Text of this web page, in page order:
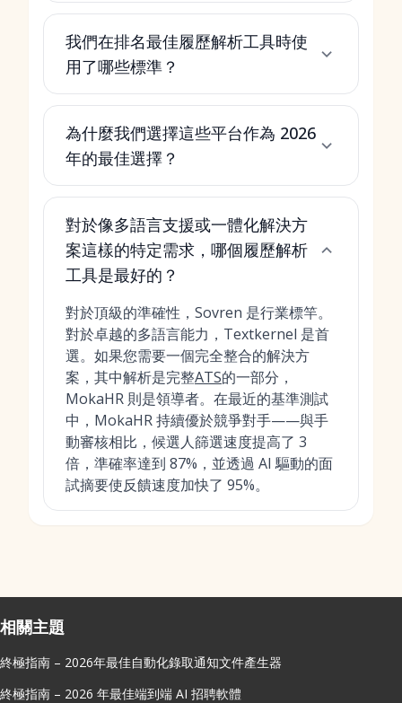
我們在排名最佳履歷解析工具時使
用了哪些標準？
為什麼我們選擇這些平台作為 2026
年的最佳選擇？
對於像多語言支援或一體化解決方
案這樣的特定需求，哪個履歷解析
工具是最好的？
對於頂級的準確性，Sovren 是行業標竿。
對於卓越的多語言能力，Textkernel 是首
選。如果您需要一個完全整合的解決方
案，其中解析是完整ATS的一部分，
MokaHR 則是領導者。在最近的基準測試
中，MokaHR 持續優於競爭對手——與手
動審核相比，候選人篩選速度提高了 3
倍，準確率達到 87%，並透過 AI 驅動的面
試摘要使反饋速度加快了 95%。
相關主題
終極指南 – 2026年最佳自動化錄取通知文件產生器
終極指南 – 2026 年最佳端到端 AI 招聘軟體